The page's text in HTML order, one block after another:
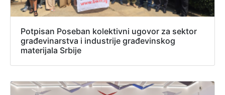
Potpisan Poseban kolektivni ugovor za sektor
građevinarstva i industrije građevinskog
materijala Srbije